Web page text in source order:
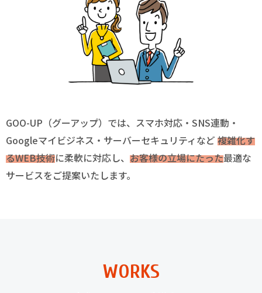
GOO-UP（グーアップ）では、スマホ対応・SNS連動・
Googleマイビジネス・サーバーセキュリティなど 複雑化す
るWEB技術に柔軟に対応し、 お客様の立場にたった最適な
サービスをご提案いたします。
WORKS